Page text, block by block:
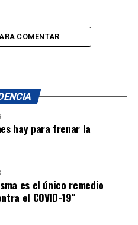
COMENTAR
hay para frenar la
es el único remedio
el COVID-19″